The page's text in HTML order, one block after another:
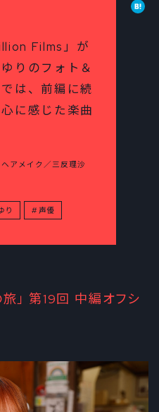
Films」が
りのフォト＆
は、前編に続
に感じた楽曲
アメイク／三反理沙
り 声優
」 第19回 中編オフシ